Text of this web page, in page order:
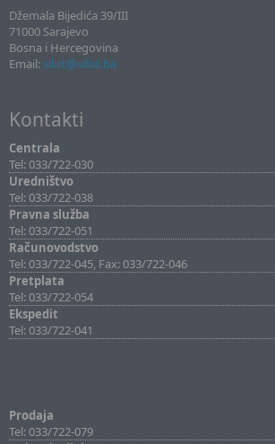
Džemala Bijedića 39/III
71000 Sarajevo
Bosna i Hercegovina
Email: sllist@sllist.ba
Kontakti
Centrala
Tel: 033/722-030
Uredništvo
Tel: 033/722-038
Pravna služba
Tel: 033/722-051
Računovodstvo
Tel: 033/722-045, Fax: 033/722-046
Pretplata
Tel: 033/722-054
Ekspedit
Tel: 033/722-041
Prodaja
Tel: 033/722-079